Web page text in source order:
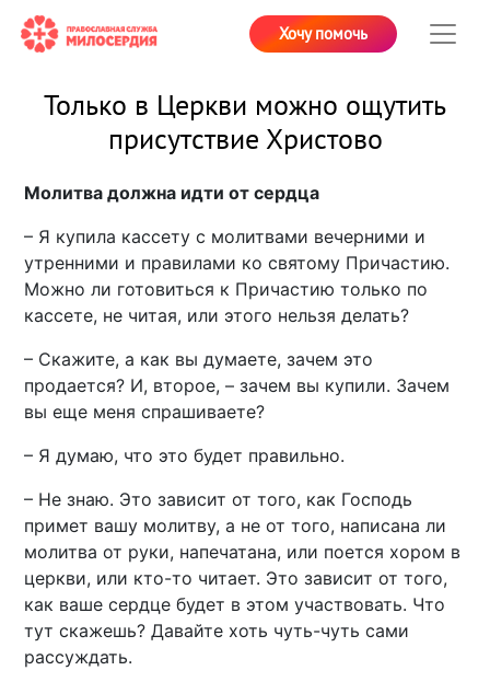
Хочу помочь
Только в Церкви можно ощутить
присутствие Христово
Молитва должна идти от сердца
– Я купила кассету с молитвами вечерними и
утренними и правилами ко святому Причастию.
Можно ли готовиться к Причастию только по
кассете, не читая, или этого нельзя делать?
– Скажите, а как вы думаете, зачем это
продается? И, второе, – зачем вы купили. Зачем
вы еще меня спрашиваете?
– Я думаю, что это будет правильно.
– Не знаю. Это зависит от того, как Господь
примет вашу молитву, а не от того, написана ли
молитва от руки, напечатана, или поется хором в
церкви, или кто-то читает. Это зависит от того,
как ваше сердце будет в этом участвовать. Что
тут скажешь? Давайте хоть чуть-чуть сами
рассуждать.